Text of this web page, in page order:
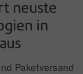
neuste
in
Paketversand